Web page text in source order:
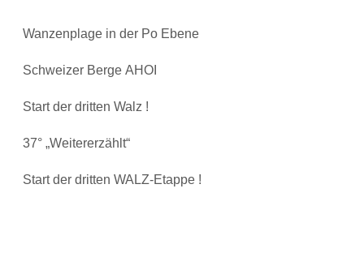
Wanzenplage in der Po Ebene
Schweizer Berge AHOI
Start der dritten Walz !
37° „Weitererzählt“
Start der dritten WALZ-Etappe !